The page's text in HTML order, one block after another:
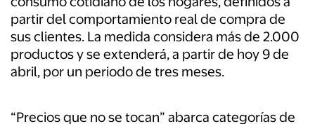
partir del comportamiento real de compra de
sus clientes. La medida considera más de 2.000
productos y se extenderá, a partir de hoy 9 de
abril, por un periodo de tres meses.
“Precios que no se tocan” abarca categorías de